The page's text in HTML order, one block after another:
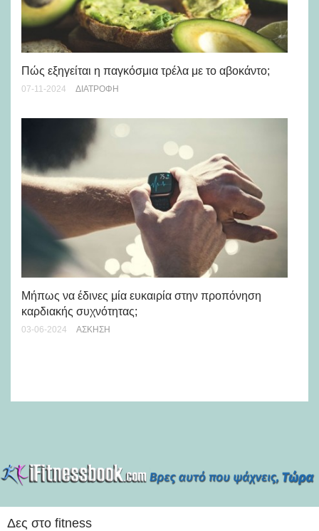
Πώς εξηγείται η παγκόσμια τρέλα με το αβοκάντο;
07-11-2024 ΔΙΑΤΡΟΦΉ
Μήπως να έδινες μία ευκαιρία στην προπόνηση
καρδιακής συχνότητας;
03-06-2024 ΆΣΚΗΣΗ
Δες στο fitness